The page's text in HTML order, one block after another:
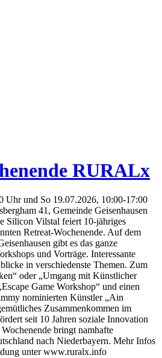
RURALx
Uhr und So 19.07.2026, 10:00-17:00
41, Gemeinde Geisenhausen
Silicon Vilstal feiert 10-jähriges
Retreat-Wochenende. Auf dem
gibt es das ganze
und Vorträge. Interessante
in verschiedenste Themen. Zum
oder „Umgang mit Künstlicher
Game Workshop“ und einen
nominierten Künstler „Ain
Zusammenkommen im
seit 10 Jahren soziale Innovation
bringt namhafte
nach Niederbayern. Mehr Infos
unter www.ruralx.info